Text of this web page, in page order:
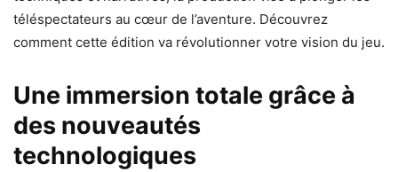
téléspectateurs au cœur de l’aventure. Découvrez
comment cette édition va révolutionner votre vision du jeu.
Une immersion totale grâce à
des nouveautés
technologiques